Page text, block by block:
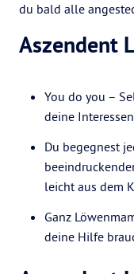
du bald alle
Aszendent
You do you –
deine
Du begegnest
leicht aus dem
Ganz
deine Hilfe